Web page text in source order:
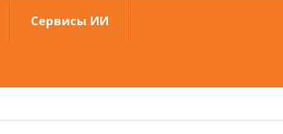
Сервисы ИИ